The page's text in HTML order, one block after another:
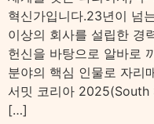
혁신가입니다.23년이 넘
이상의 회사를 설립한 경
헌신을 바탕으로 알바로
분야의 핵심 인물로 자리
서밋 코리아
[…]